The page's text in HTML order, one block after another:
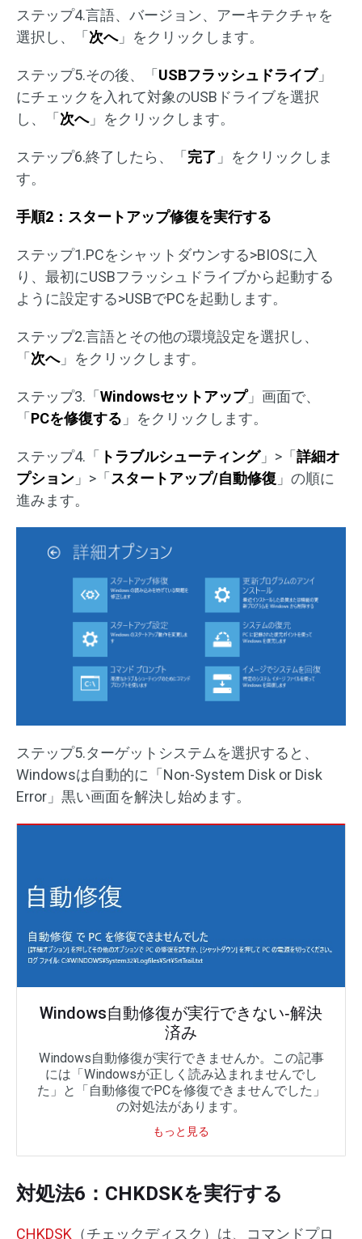
ステップ4.言語、バージョン、アーキテクチャを
選択し、「 次へ」をクリックします。
ステップ5.その後、「 USBフラッシュドライブ」
にチェックを入れて対象のUSBドライブを選択
し、「 次へ」をクリックします。
ステップ6.終了したら、「 完了 」をクリックしま
す。
手順2：スタートアップ修復を実行する
ステップ1.PCをシャットダウンする>BIOSに入
り、最初にUSBフラッシュドライブから起動する
ように設定する>USBでPCを起動します。
ステップ2.言語とその他の環境設定を選択し、
「 次へ」をクリックします。
ステップ3.「 Windowsセットアップ」画面で、
「 PCを修復する 」をクリックします。
ステップ4.「 トラブルシューティング」>「 詳細オ
プション 」>「 スタートアップ/自動修復 」の順に
進みます。
ステップ5.ターゲットシステムを選択すると、
Windowsは自動的に「Non-System Disk or Disk
Error」黒い画面を解決し始めます。
Windows自動修復が実行できない‐解決
済み
Windows自動修復が実行できませんか。この記事
には「Windowsが正しく読み込まれませんでし
た」と「自動修復でPCを修復できませんでした」
の対処法があります。
もっと見る
対処法6：CHKDSKを実行する
CHKDSK （チェックディスク）は、コマンドプロ